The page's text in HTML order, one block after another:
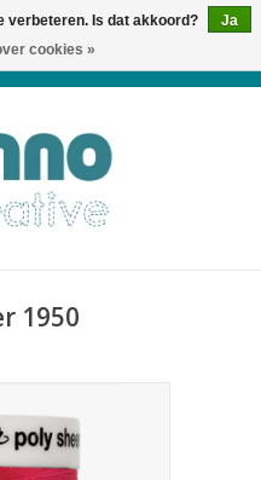
1950
verbeteren. Is dat akkoord?
Ja
cookies »